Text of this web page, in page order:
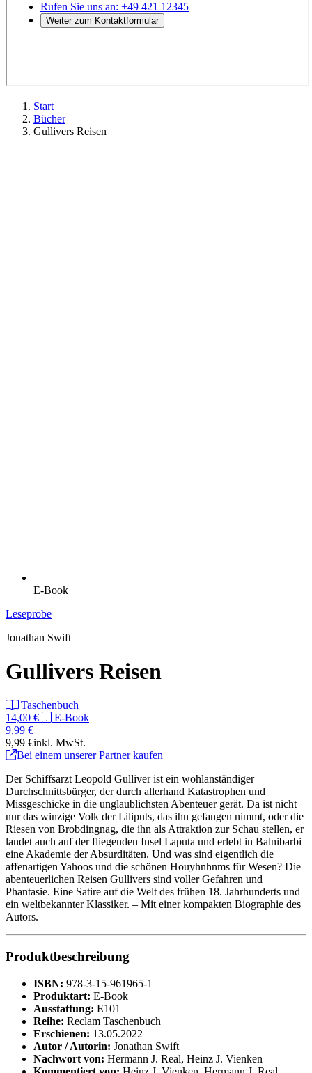
Start
Bücher
Gullivers Reisen
E-Book
Leseprobe
Jonathan Swift
Gullivers Reisen
Taschenbuch
14,00 €
E-Book
9,99 €
9,99 €inkl. MwSt.
Bei einem unserer Partner kaufen
Der Schiffsarzt Leopold Gulliver ist ein wohlanständiger
Durchschnittsbürger, der durch allerhand Katastrophen und
Missgeschicke in die unglaublichsten Abenteuer gerät. Da ist nicht
nur das winzige Volk der Liliputs, das ihn gefangen nimmt, oder die
Riesen von Brobdingnag, die ihn als Attraktion zur Schau stellen, er
landet auch auf der fliegenden Insel Laputa und erlebt in Balnibarbi
eine Akademie der Absurditäten. Und was sind eigentlich die
affenartigen Yahoos und die schönen Houyhnhnms für Wesen? Die
abenteuerlichen Reisen Gullivers sind voller Gefahren und
Phantasie. Eine Satire auf die Welt des frühen 18. Jahrhunderts und
ein weltbekannter Klassiker. – Mit einer kompakten Biographie des
Autors.
Produktbeschreibung
ISBN: 978-3-15-961965-1
Produktart: E-Book
Ausstattung: E101
Reihe: Reclam Taschenbuch
Erschienen: 13.05.2022
Autor / Autorin: Jonathan Swift
Nachwort von: Hermann J. Real, Heinz J. Vienken